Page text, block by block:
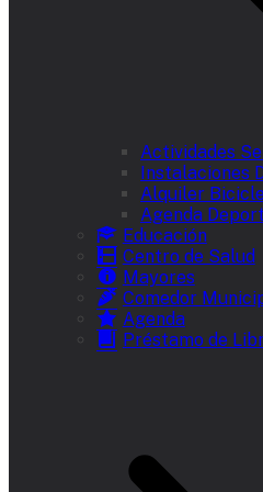
Actividades
Instalaciones
Alquiler
Agenda
Educación
Centro de Salud
Mayores
Comedor
Agenda
Préstamo de